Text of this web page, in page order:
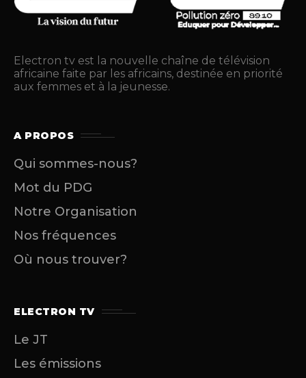
Electron tv est la nouvelle chaîne de télévision
africaine faite par les africains, destinée en priorité
aux femmes et à la jeunesse.
A PROPOS
Qui sommes-nous?
Mot du PDG
Notre Organisation
Nos fréquences
Où nous trouver?
ELECTRON TV
Le JT
Les émissions